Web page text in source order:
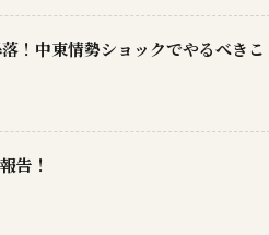
！中東情勢ショックでやるべきこ
告！